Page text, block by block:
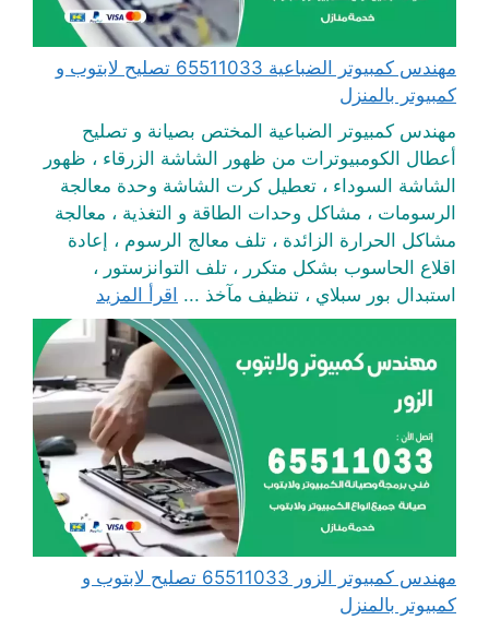
مهندس كمبيوتر الضباعية 65511033 تصليح لابتوب و
كمبيوتر بالمنزل
مهندس كمبيوتر الضباعية المختص بصيانة و تصليح
أعطال الكومبيوترات من ظهور الشاشة الزرقاء ، ظهور
الشاشة السوداء ، تعطيل كرت الشاشة وحدة معالجة
الرسومات ، مشاكل وحدات الطاقة و التغذية ، معالجة
مشاكل الحرارة الزائدة ، تلف معالج الرسوم ، إعادة
اقلاع الحاسوب بشكل متكرر ، تلف التوانزستور ،
استبدال بور سبلاي ، تنظيف مآخذ ... اقرأ المزيد
مهندس كمبيوتر الزور 65511033 تصليح لابتوب و
كمبيوتر بالمنزل